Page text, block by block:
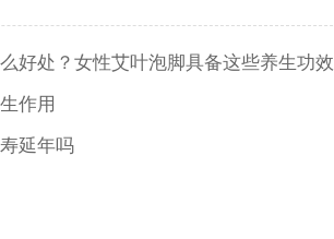
好处？女性艾叶泡脚具备这些养生功效
作用
延年吗